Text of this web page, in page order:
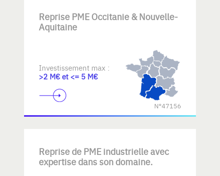
Reprise PME Occitanie & Nouvelle-
Aquitaine
Investissement max :
>2 M€ et <= 5 M€
N°47156
Reprise de PME industrielle avec
expertise dans son domaine.